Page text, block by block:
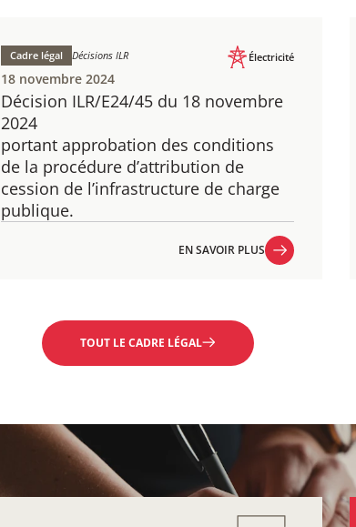
Décision ILR/E24/45 du 18 novembre
2024
​portant approbation des conditions
de la procédure d’attribution de
cession de l’infrastructure de charge
publique.
Cadre légal Décisions ILR Électricité
18 novembre 2024
EN SAVOIR PLUS
TOUT LE CADRE LÉGAL